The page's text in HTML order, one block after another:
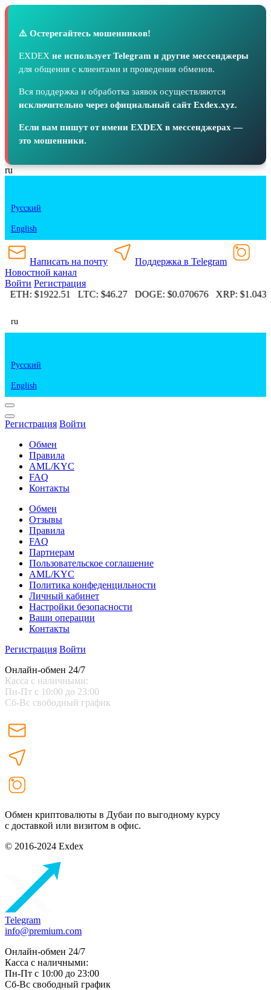
⚠️ Остерегайтесь мошенников!
EXDEX не использует Telegram и другие мессенджеры
для общения с клиентами и проведения обменов.
Вся поддержка и обработка заявок осуществляются
исключительно через официальный сайт Exdex.xyz.
Если вам пишут от имени EXDEX в мессенджерах —
это мошенники.
ru
Русский
English
Написать на почту
Поддержка в Telegram
Новостной канал
Войти Регистрация
ETH:$1922.51 LTC:$46.27 DOGE:$0.070676 XRP:$1.043
ru
Русский
English
Регистрация Войти
Обмен
Правила
AML/KYC
FAQ
Контакты
Обмен
Отзывы
Правила
FAQ
Партнерам
Пользовательское соглашение
AML/KYC
Политика конфеденцильности
Личный кабинет
Настройки безопасности
Ваши операции
Контакты
Регистрация Войти
Онлайн-обмен 24/7
Касса с наличными:
Пн-Пт с 10:00 до 23:00
Сб-Вс свободный график
Обмен криптовалюты в Дубаи по выгодному курсу
с доставкой или визитом в офис.
© 2016-2024 Exdex
Telegram
info@premium.com
Онлайн-обмен 24/7
Касса с наличными:
Пн-Пт с 10:00 до 23:00
Сб-Вс свободный график